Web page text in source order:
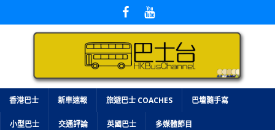
香港巴士 新車速報 旅遊巴士 COACHES 巴壇隨手寫
小型巴士 交通評論 英國巴士 多媒體節目